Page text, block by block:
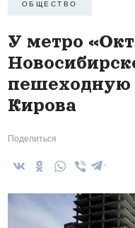
ОБЩЕСТВО
У метро
пешеходную
Кирова
Поделиться